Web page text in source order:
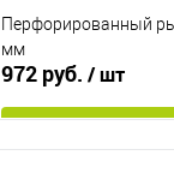
Перфорированный
мм
972 руб. / шт